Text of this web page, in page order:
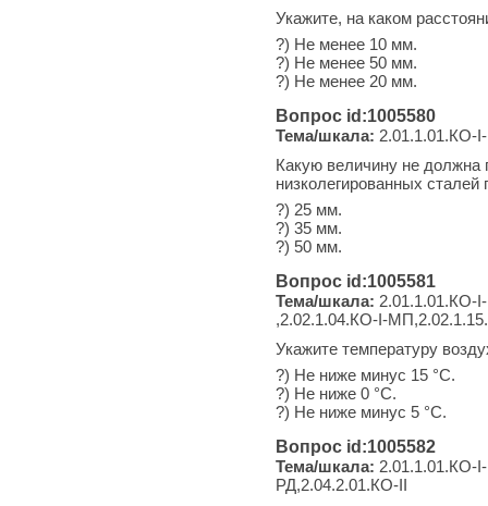
Укажите, на каком
?) Не менее 10 мм.
?) Не менее 50 мм.
?) Не менее 20 мм.
Вопрос id:1005580
Тема/шкала: 2.01.1.01.КО-
Какую величину не должна
низколегированных сталей
?) 25 мм.
?) 35 мм.
?) 50 мм.
Вопрос id:1005581
Тема/шкала: 2.01.1.01.КО-
,2.02.1.04.КО-I-
Укажите температуру
?) Не ниже минус 15 °С.
?) Не ниже 0 °С.
?) Не ниже минус 5 °С.
Вопрос id:1005582
Тема/шкала: 2.01.1.01.КО-
РД,2.04.2.01.КО-II